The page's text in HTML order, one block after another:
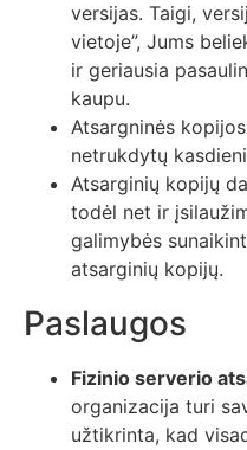
versijas. Taigi,
vietoje”, Jums
ir geriausia
kaupu.
Atsargninės
netrukdytų
Atsarginių kopijų
todėl net ir
galimybės
atsarginių kopijų.
Paslaugos
Fizinio serverio
organizacija turi
užtikrinta, kad